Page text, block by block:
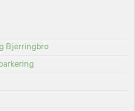
Bjerringbro